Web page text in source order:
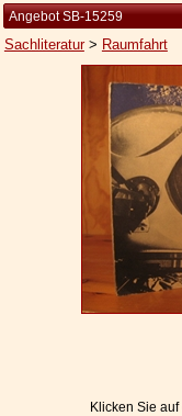
Kleine Kulturgeschichte
Die Brockhaus Auflagen
Die Meyer Auflagen
Zu den Angeboten
Widerrufsbelehrung
Angebot SB-15259
Sachliteratur> Raumfahrt
Klicken Sie